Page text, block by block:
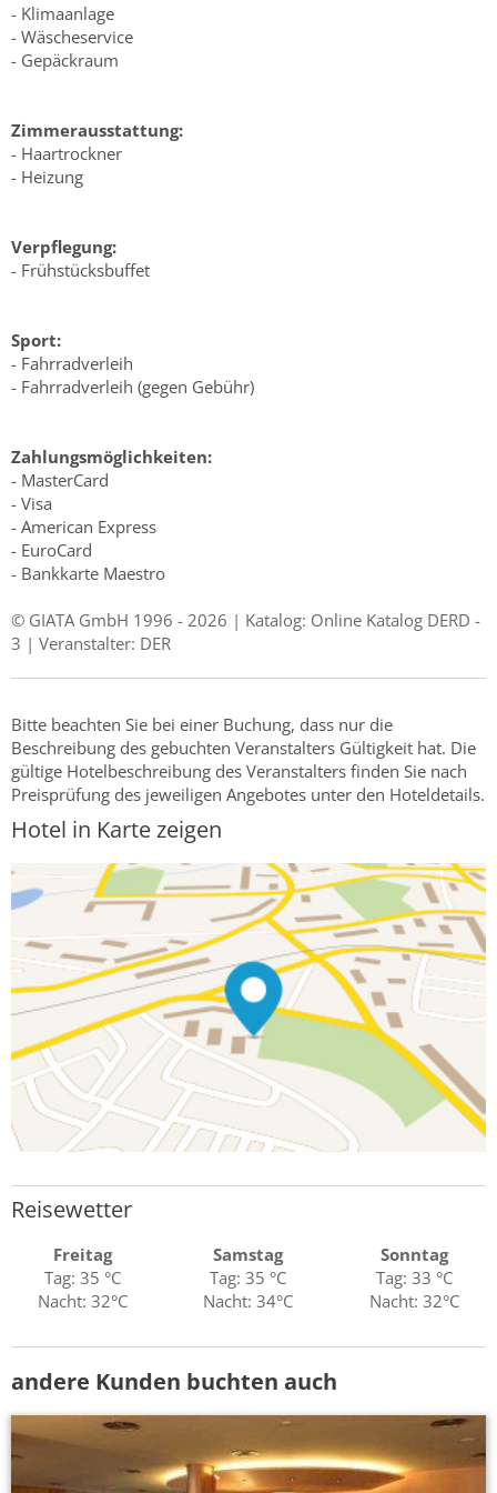
- Klimaanlage
- Wäscheservice
- Gepäckraum
Zimmerausstattung:
- Haartrockner
- Heizung
Verpflegung:
- Frühstücksbuffet
Sport:
- Fahrradverleih
- Fahrradverleih (gegen Gebühr)
Zahlungsmöglichkeiten:
- MasterCard
- Visa
- American Express
- EuroCard
- Bankkarte Maestro
© GIATA GmbH 1996 - 2026 | Katalog: Online Katalog DERD -
3 | Veranstalter: DER
Bitte beachten Sie bei einer Buchung, dass nur die
Beschreibung des gebuchten Veranstalters Gültigkeit hat. Die
gültige Hotelbeschreibung des Veranstalters finden Sie nach
Preisprüfung des jeweiligen Angebotes unter den Hoteldetails.
Hotel in Karte zeigen
Reisewetter
Freitag
Tag: 35 °C
Nacht: 32°C
Samstag
Tag: 35 °C
Nacht: 34°C
Sonntag
Tag: 33 °C
Nacht: 32°C
andere Kunden buchten auch